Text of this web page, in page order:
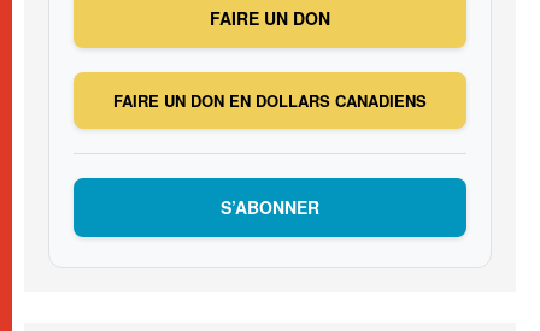
FAIRE UN DON
FAIRE UN DON EN DOLLARS CANADIENS
S’ABONNER